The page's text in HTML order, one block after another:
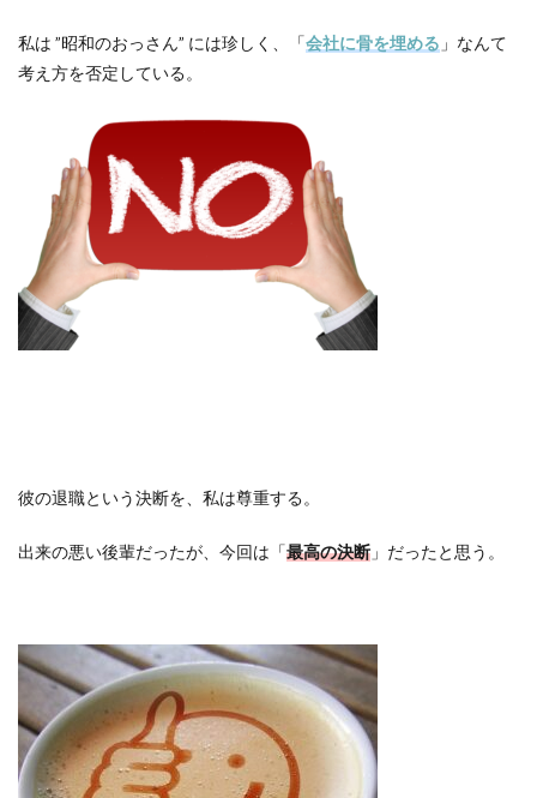
私は ”昭和のおっさん” には珍しく、「会社に骨を埋める 」なんて
考え方を否定している。
彼の退職という決断を、私は尊重する。
出来の悪い後輩だったが、今回は「最高の決断 」だったと思う。